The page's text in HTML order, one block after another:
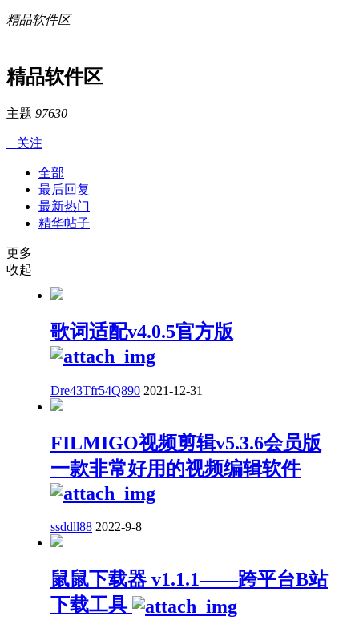
精品软件区
精品软件区
主题 97630
+ 关注
全部
最后回复
最新热门
精华帖子
更多
收起
歌词适配v4.0.5官方版
Dre43Tfr54Q890 2021-12-31
FILMIGO视频剪辑v5.3.6会员版
一款非常好用的视频编辑软件
ssddll88 2022-9-8
鼠鼠下载器 v1.1.1——跨平台B站
下载工具